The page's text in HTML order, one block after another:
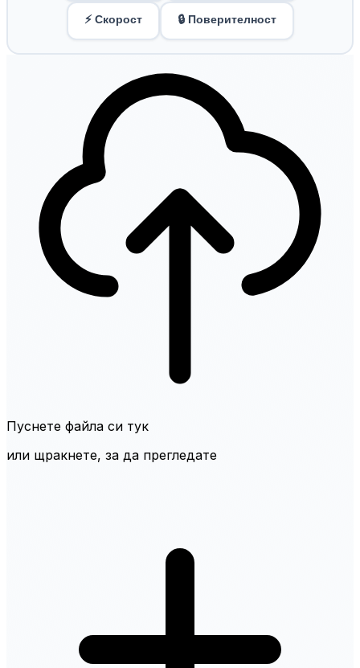
⚡ Скорост 🔒 Поверителност
Пуснете файла си тук
или щракнете, за да прегледате